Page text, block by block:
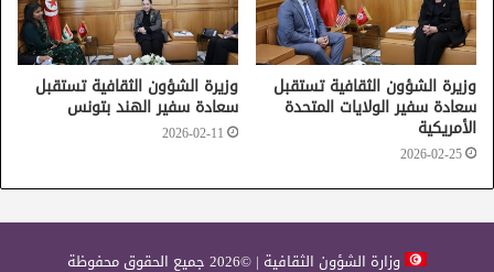
وزيرة الشؤون الثقافية تستقبل
سعادة سفير الولايات المتحدة
الأمريكية
2026-02-25
وزيرة الشؤون الثقافية تستقبل
سعادة سفير الهند بتونس
2026-02-11
وزارة الشؤون الثقافية | ©2026 جميع الحقوق محفوظة